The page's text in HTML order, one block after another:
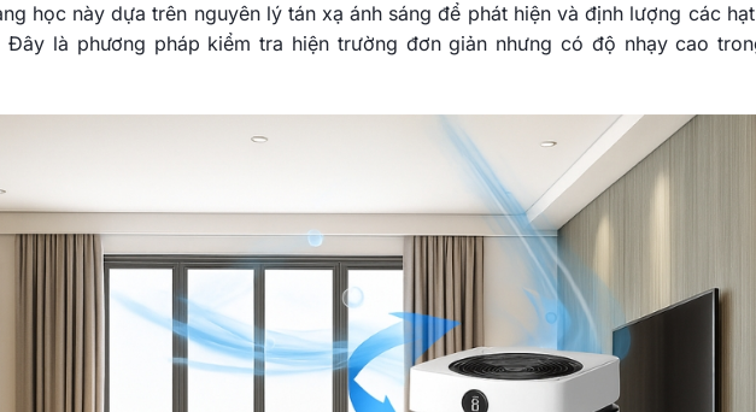
học này dựa trên nguyên lý tán xạ ánh sáng để phát hiện và định lượng các
là phương pháp kiểm tra hiện trường đơn giản nhưng có độ nhạy cao